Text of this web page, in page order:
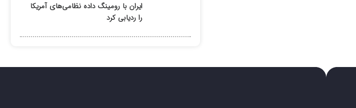
ایران با رومینگ داده نظامی‌های آمریکا
را ردیابی کرد